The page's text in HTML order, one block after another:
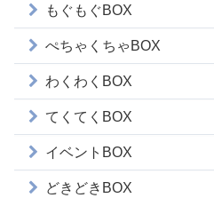
もぐもぐBOX
ぺちゃくちゃBOX
わくわくBOX
てくてくBOX
イベントBOX
どきどきBOX